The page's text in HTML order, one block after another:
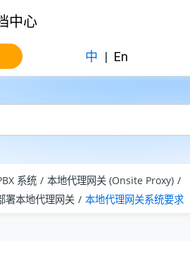
中心
中 | En
系统
本地代理网关 (Onsite Proxy)
署本地代理网关 本地代理网关系统要求